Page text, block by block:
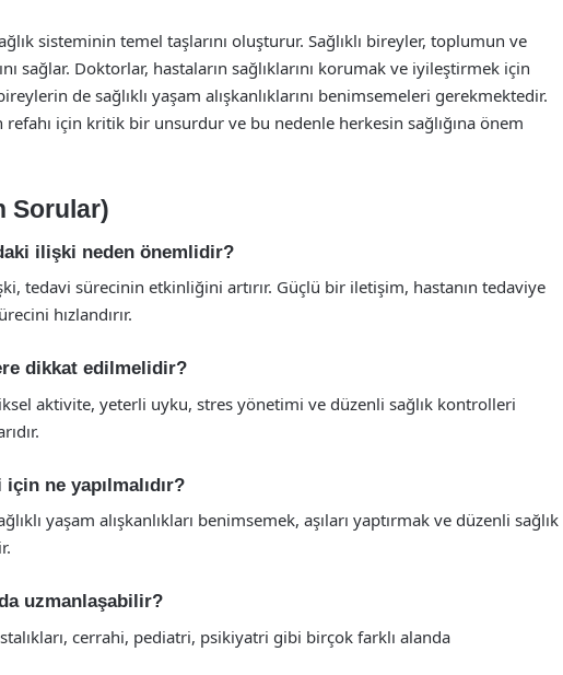
sisteminin temel taşlarını oluşturur. Sağlıklı bireyler, toplumun ve
sağlar. Doktorlar, hastaların sağlıklarını korumak ve iyileştirmek için
de sağlıklı yaşam alışkanlıklarını benimsemeleri gerekmektedir.
için kritik bir unsurdur ve bu nedenle herkesin sağlığına önem
Sorular)
ilişki neden önemlidir?
tedavi sürecinin etkinliğini artırır. Güçlü bir iletişim, hastanın tedaviye
hızlandırır.
dikkat edilmelidir?
aktivite, yeterli uyku, stres yönetimi ve düzenli sağlık kontrolleri
ne yapılmalıdır?
yaşam alışkanlıkları benimsemek, aşıları yaptırmak ve düzenli sağlık
uzmanlaşabilir?
cerrahi, pediatri, psikiyatri gibi birçok farklı alanda